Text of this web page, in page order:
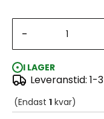
-
I LAGER
Leveranstid:
(Endast 1 kvar)
Samurai